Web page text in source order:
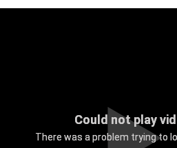
Could not play
There was a problem trying to